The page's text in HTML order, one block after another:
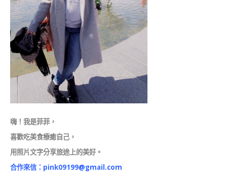
嗨！我是菲菲，
喜歡吃美食療癒自己，
用照片文字分享旅途上的美好。
合作來信： pink09199@gmail.com